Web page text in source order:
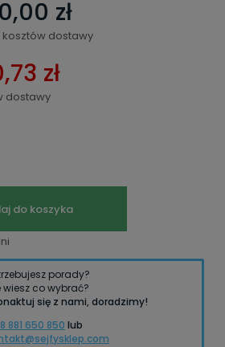
zł
kosztów dostawy
zł
dostawy
do koszyka
porady?
wiesz co wybrać?
się z nami, doradzimy!
881 650 850 lub